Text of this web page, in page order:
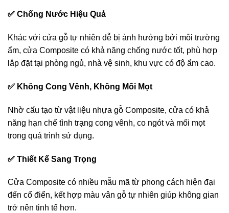
✅ Chống Nước Hiệu Quả
Khác với cửa gỗ tự nhiên dễ bị ảnh hưởng bởi môi trường
ẩm, cửa Composite có khả năng chống nước tốt, phù hợp
lắp đặt tại phòng ngủ, nhà vệ sinh, khu vực có độ ẩm cao.
✅ Không Cong Vênh, Không Mối Mọt
Nhờ cấu tạo từ vật liệu nhựa gỗ Composite, cửa có khả
năng hạn chế tình trạng cong vênh, co ngót và mối mọt
trong quá trình sử dụng.
✅ Thiết Kế Sang Trọng
Cửa Composite có nhiều mẫu mã từ phong cách hiện đại
đến cổ điển, kết hợp màu vân gỗ tự nhiên giúp không gian
trở nên tinh tế hơn.